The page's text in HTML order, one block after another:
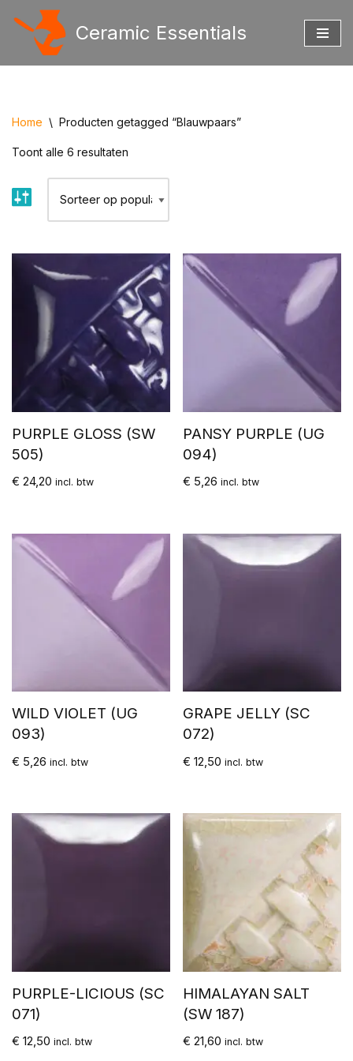
Ceramic Essentials
Home \ Producten getagged “Blauwpaars”
Toont alle 6 resultaten
PURPLE GLOSS (SW
505)
€ 24,20 incl. btw
PANSY PURPLE (UG
094)
€ 5,26 incl. btw
WILD VIOLET (UG
093)
€ 5,26 incl. btw
GRAPE JELLY (SC
072)
€ 12,50 incl. btw
PURPLE-LICIOUS (SC
071)
€ 12,50 incl. btw
HIMALAYAN SALT
(SW 187)
€ 21,60 incl. btw